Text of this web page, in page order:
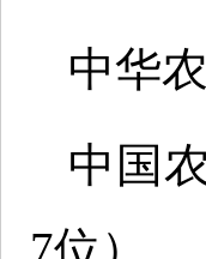
中华
中国